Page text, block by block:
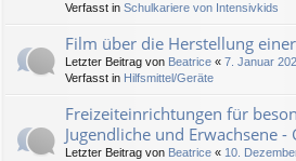
Verfasst in Schulkariere von Intensivkids
Film über die Herstellung
Letzter Beitrag von Beatrice « 7. Januar
Verfasst in Hilfsmittel/Geräte
Freizeiteinrichtungen für
Jugendliche und Erwachsene -
Letzter Beitrag von Beatrice « 10.